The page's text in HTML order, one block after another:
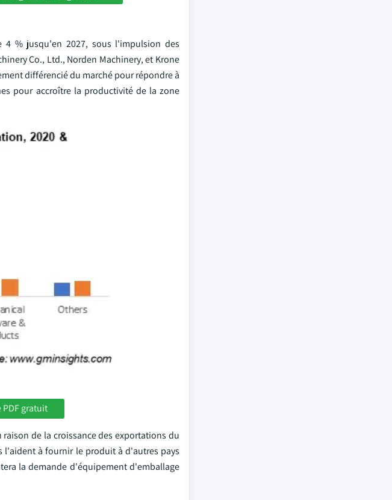
4 % jusqu'en 2027, sous l'impulsion des
Co., Ltd., Norden Machinery, et Krone
différencié du marché pour répondre à
pour accroître la productivité de la zone
PDF gratuit
de la croissance des exportations du
l'aident à fournir le produit à d'autres pays
la demande d'équipement d'emballage